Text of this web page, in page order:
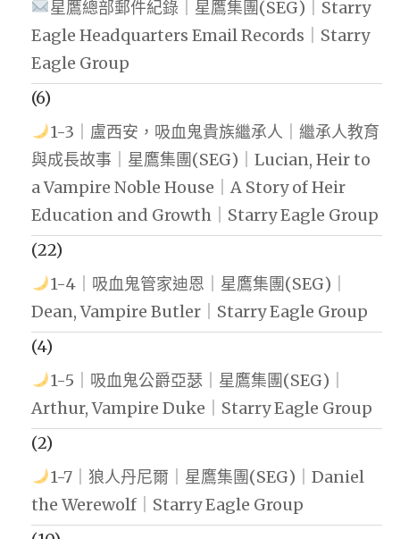
星鷹總部郵件紀錄｜星鷹集團(SEG)｜Starry
Eagle Headquarters Email Records｜Starry
Eagle Group
(6)
1-3｜盧西安，吸血鬼貴族繼承人｜繼承人教育
與成長故事｜星鷹集團(SEG)｜Lucian, Heir to
a Vampire Noble House｜A Story of Heir
Education and Growth｜Starry Eagle Group
(22)
1-4｜吸血鬼管家迪恩｜星鷹集團(SEG)｜
Dean, Vampire Butler｜Starry Eagle Group
(4)
1-5｜吸血鬼公爵亞瑟｜星鷹集團(SEG)｜
Arthur, Vampire Duke｜Starry Eagle Group
(2)
1-7｜狼人丹尼爾｜星鷹集團(SEG)｜Daniel
the Werewolf｜Starry Eagle Group